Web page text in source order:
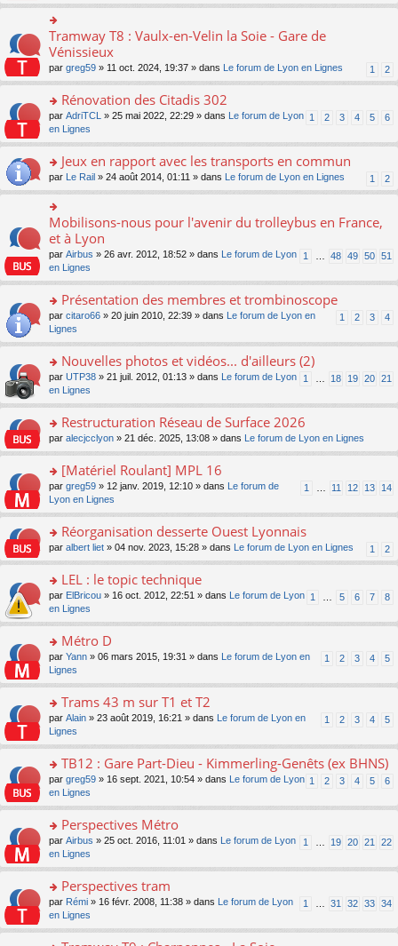
s
ult
er
le
m
e
s
s
g
o
n
lu
le
pl
u
s
ré
c
e
nt
o
n
ult
er
le
m
e
s
a
g
e
n
o
n
le
u
s
ré
c
e
Tramway T8 : Vaulx-en-Velin la Soie - Gare de
Vénissieux
1 2
par greg59 » 11 oct. 2024, 19:37 » dans Le forum de Lyon en Lignes
o
n
s
er
le
m
e
s
s
g
o
n
lu
le
u
s
ré
c
e
nt
Rénovation des Citadis 302
1 2 3 4 5 6
par AdriTCL » 25 mai 2022, 22:29 » dans
Le forum de Lyon
en Lignes
o
n
s
ult
er
le
m
e
s
s
g
o
n
lu
le
u
s
ré
c
e
nt
Jeux en rapport avec les transports en commun
1 2
par Le Rail » 24 août 2014, 01:11 » dans Le forum de Lyon en Lignes
o
n
ult
le
m
e
s
s
g
e
n
o
n
lu
u
s
ré
c
e
Mobilisons-nous pour l'avenir du trolleybus en France,
et à Lyon
1 48 49 50 51
par Airbus » 26 avr. 2012, 18:52 » dans
Le forum de Lyon
en Lignes
o
s
er
le
m
e
s
s
e
n
o
n
lu
pl
s
ré
c
e
Présentation des membres et trombinoscope
1 2 3 4
par citaro66 » 20 juin 2010, 22:39 » dans
Le forum de Lyon en
Lignes
o
n
s
er
le
m
e
s
s
e
n
o
n
le
s
ré
e
Nouvelles photos et vidéos... d'ailleurs (2)
1 18 19 20 21
par UTP38 » 21 juil. 2012, 01:13 » dans
Le forum de Lyon
en Lignes
o
n
ult
er
le
m
e
s
g
e
n
o
n
le
s
ré
e
Restructuration Réseau de Surface 2026
par alecjcclyon » 21 déc. 2025, 13:08 » dans Le forum de Lyon en Lignes
o
s
er
le
m
e
s
s
e
n
o
n
lu
pl
ré
c
e
nt
[Matériel Roulant] MPL 16
1 11 12 13 14
par greg59 » 12 janv. 2019, 12:10 » dans
Le forum de
Lyon en Lignes
o
n
ult
er
le
m
e
s
s
e
n
o
n
lu
pl
ré
c
e
nt
Réorganisation desserte Ouest Lyonnais
1 2
par albert liet » 04 nov. 2023, 15:28 » dans Le forum de Lyon en Lignes
o
n
s
er
le
m
e
s
s
a
n
o
n
lu
le
u
c
e
nt
LEL : le topic technique
1 5 6 7 8
par ElBricou » 16 oct. 2012, 22:51 » dans
Le forum de Lyon
en Lignes
o
s
er
le
m
e
s
s
a
n
o
n
lu
le
u
Métro D
1 2 3 4 5
par Yann » 06 mars 2015, 19:31 » dans
Le forum de Lyon en
Lignes
o
s
er
le
m
e
s
s
a
n
o
n
lu
Trams 43 m sur T1 et T2
1 2 3 4 5
par Alain » 23 août 2019, 16:21 » dans
Le forum de Lyon en
Lignes
o
n
s
er
le
m
e
s
s
a
TB12 : Gare Part-Dieu - Kimmerling-Genêts (ex BHNS)
1 2 3 4 5 6
par greg59 » 16 sept. 2021, 10:54 » dans
Le forum de Lyon
en Lignes
o
n
s
er
le
m
e
Perspectives Métro
1 19 20 21 22
par Airbus » 25 oct. 2016, 11:01 » dans
Le forum de Lyon
en Lignes
o
n
s
Perspectives tram
1 31 32 33 34
par Rémi » 16 févr. 2008, 11:38 » dans
Le forum de Lyon
en Lignes